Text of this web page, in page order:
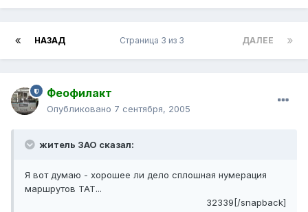
НАЗАД ДАЛЕЕ
Страница 3 из 3
Феофилакт
Опубликовано 7 сентября, 2005
житель ЗАО сказал:
Я вот думаю - хорошее ли дело сплошная нумерация
маршрутов ТАТ...
32339[/snapback]